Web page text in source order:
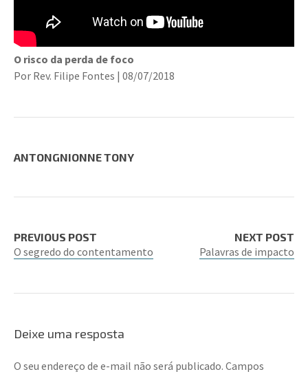
O risco da perda de foco
Por Rev. Filipe Fontes | 08/07/2018
ANTONGNIONNE TONY
PREVIOUS POST
O segredo do contentamento
NEXT POST
Palavras de impacto
Deixe uma resposta
O seu endereço de e-mail não será publicado. Campos